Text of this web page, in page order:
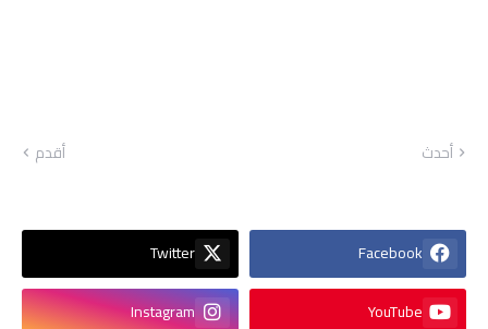
أحدث أقدم
Facebook
Twitter
YouTube
Instagram